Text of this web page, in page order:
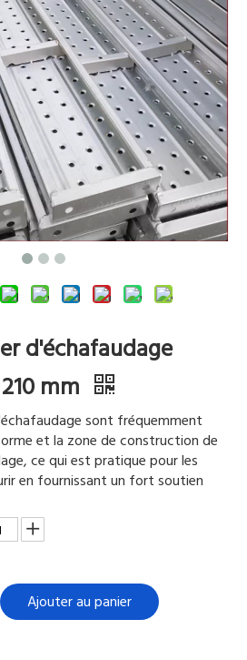
d'échafaudage
mm
sont fréquemment
et la zone de construction de
ce qui est pratique pour les
en fournissant un fort soutien
Ajouter au panier